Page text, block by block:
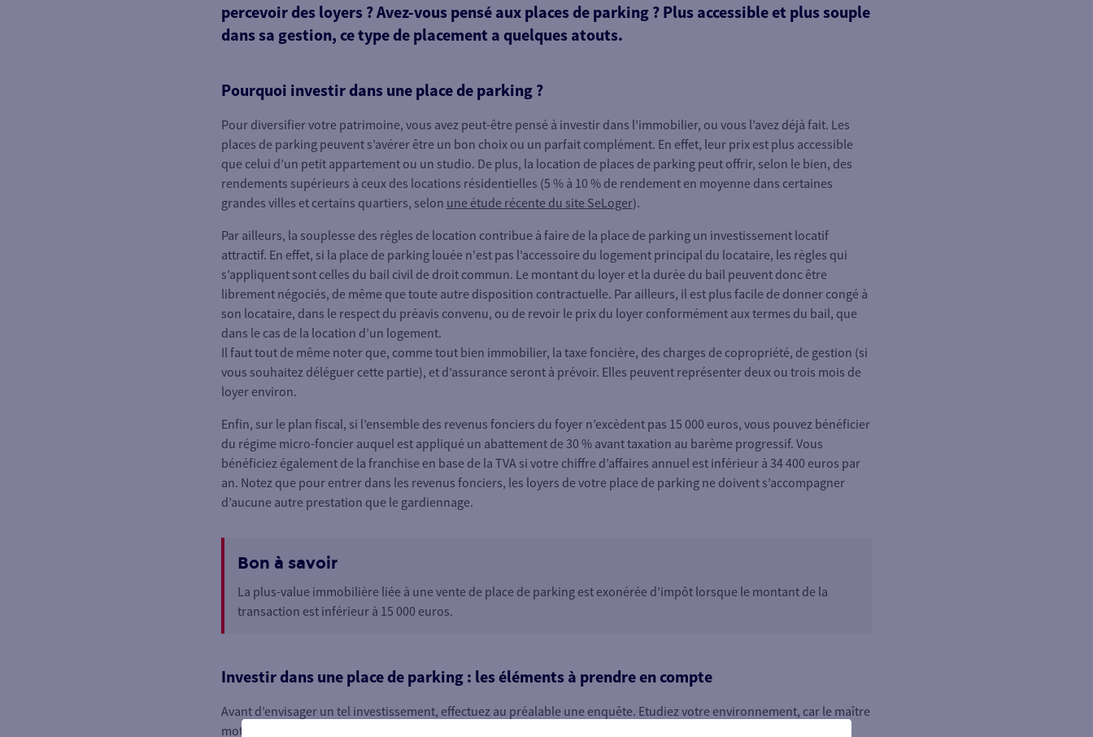
percevoir des loyers ? Avez-vous pensé aux places de parking ? Plus accessible et plus souple
dans sa gestion, ce type de placement a quelques atouts.
Pourquoi investir dans une place de parking ?
Pour diversifier votre patrimoine, vous avez peut-être pensé à investir dans l’immobilier, ou vous l’avez déjà fait. Les
places de parking peuvent s’avérer être un bon choix ou un parfait complément. En effet, leur prix est plus accessible
que celui d’un petit appartement ou un studio. De plus, la location de places de parking peut offrir, selon le bien, des
rendements supérieurs à ceux des locations résidentielles (5 % à 10 % de rendement en moyenne dans certaines
grandes villes et certains quartiers, selon une étude récente du site SeLoger).
Par ailleurs, la souplesse des règles de location contribue à faire de la place de parking un investissement locatif
attractif. En effet, si la place de parking louée n'est pas l’accessoire du logement principal du locataire, les règles qui
s’appliquent sont celles du bail civil de droit commun. Le montant du loyer et la durée du bail peuvent donc être
librement négociés, de même que toute autre disposition contractuelle. Par ailleurs, il est plus facile de donner congé à
son locataire, dans le respect du préavis convenu, ou de revoir le prix du loyer conformément aux termes du bail, que
dans le cas de la location d’un logement.
Il faut tout de même noter que, comme tout bien immobilier, la taxe foncière, des charges de copropriété, de gestion (si
vous souhaitez déléguer cette partie), et d’assurance seront à prévoir. Elles peuvent représenter deux ou trois mois de
loyer environ.
Enfin, sur le plan fiscal, si l’ensemble des revenus fonciers du foyer n’excèdent pas 15 000 euros, vous pouvez bénéficier
du régime micro-foncier auquel est appliqué un abattement de 30 % avant taxation au barème progressif. Vous
bénéficiez également de la franchise en base de la TVA si votre chiffre d’affaires annuel est inférieur à 34 400 euros par
an. Notez que pour entrer dans les revenus fonciers, les loyers de votre place de parking ne doivent s’accompagner
d’aucune autre prestation que le gardiennage.
Bon à savoir
La plus-value immobilière liée à une vente de place de parking est exonérée d’impôt lorsque le montant de la
transaction est inférieur à 15 000 euros.
Investir dans une place de parking : les éléments à prendre en compte
Avant d’envisager un tel investissement, effectuez au préalable une enquête. Etudiez votre environnement, car le maître
mot c’est l’emplacement. Vérifiez si des programmes neufs ou encore des projets de parking publics sont en cours.